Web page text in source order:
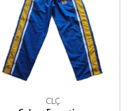
CLÇ